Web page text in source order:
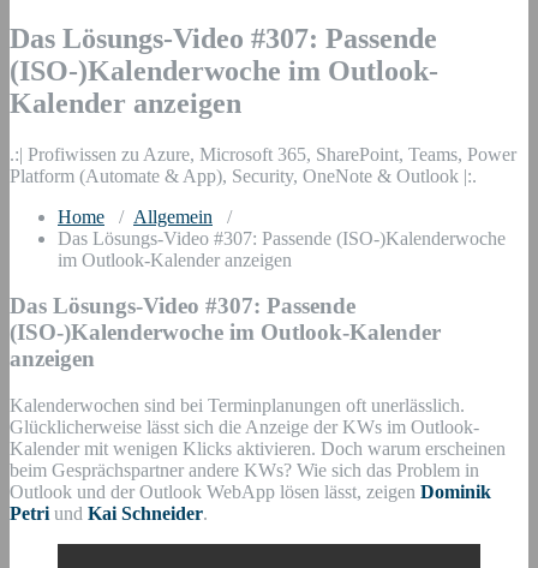
Das Lösungs-Video #307: Passende
(ISO-)Kalenderwoche im Outlook-
Kalender anzeigen
.:| Profiwissen zu Azure, Microsoft 365, SharePoint, Teams, Power
Platform (Automate & App), Security, OneNote & Outlook |:.
Home / Allgemein /
Das Lösungs-Video #307: Passende (ISO-)Kalenderwoche
im Outlook-Kalender anzeigen
Das Lösungs-Video #307: Passende
(ISO-)Kalenderwoche im Outlook-Kalender
anzeigen
Kalenderwochen sind bei Terminplanungen oft unerlässlich.
Glücklicherweise lässt sich die Anzeige der KWs im Outlook-
Kalender mit wenigen Klicks aktivieren. Doch warum erscheinen
beim Gesprächspartner andere KWs? Wie sich das Problem in
Outlook und der Outlook WebApp lösen lässt, zeigen Dominik
Petri und Kai Schneider.